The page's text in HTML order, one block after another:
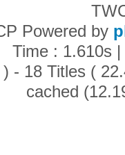
Powered by
Time : 1.610s
- 18 Titles (
cached